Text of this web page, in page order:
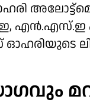
എൻ.എസ്.ഇ